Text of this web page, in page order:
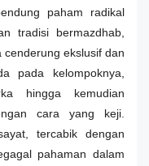
paham radikal
tradisi bermazdhab,
ekslusif dan
pada kelompoknya,
hingga kemudian
cara yang keji.
tercabik dengan
pahaman dalam